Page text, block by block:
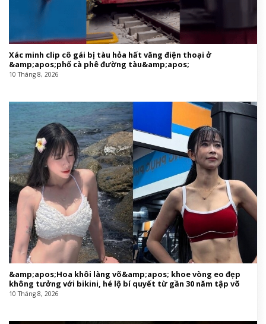
Xác minh clip cô gái bị tàu hỏa hất văng điện thoại ở
&amp;apos;phố cà phê đường tàu&amp;apos;
10 Tháng 8, 2026
&amp;apos;Hoa khôi làng võ&amp;apos; khoe vòng eo đẹp
không tưởng với bikini, hé lộ bí quyết từ gần 30 năm tập võ
10 Tháng 8, 2026